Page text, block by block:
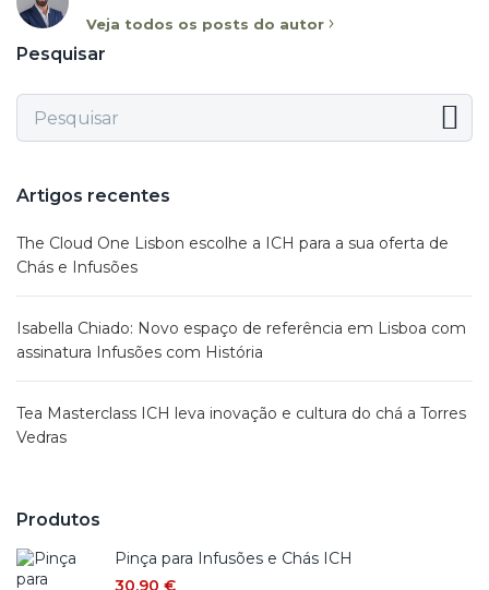
Veja todos os posts do autor
Pesquisar
Artigos recentes
The Cloud One Lisbon escolhe a ICH para a sua oferta de
Chás e Infusões
Isabella Chiado: Novo espaço de referência em Lisboa com
assinatura Infusões com História
Tea Masterclass ICH leva inovação e cultura do chá a Torres
Vedras
Produtos
Pinça para Infusões e Chás ICH
30,90 €